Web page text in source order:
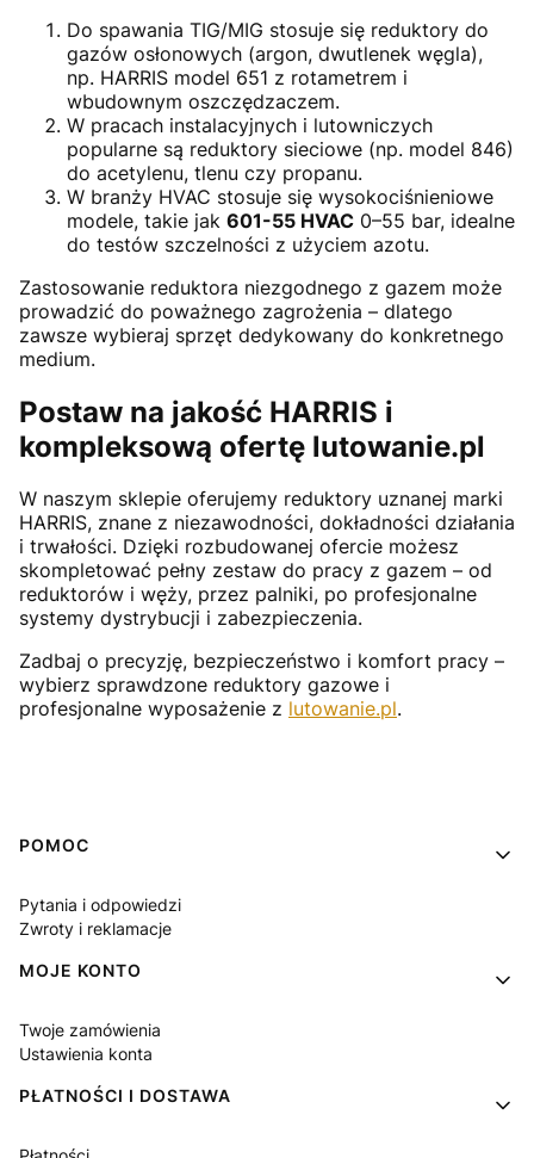
Do spawania TIG/MIG stosuje się reduktory do
gazów osłonowych (argon, dwutlenek węgla),
np. HARRIS model 651 z rotametrem i
wbudownym oszczędzaczem.
W pracach instalacyjnych i lutowniczych
popularne są reduktory sieciowe (np. model 846)
do acetylenu, tlenu czy propanu.
W branży HVAC stosuje się wysokociśnieniowe
modele, takie jak 601-55 HVAC 0–55 bar, idealne
do testów szczelności z użyciem azotu.
Zastosowanie reduktora niezgodnego z gazem może
prowadzić do poważnego zagrożenia – dlatego
zawsze wybieraj sprzęt dedykowany do konkretnego
medium.
Postaw na jakość HARRIS i
kompleksową ofertę lutowanie.pl
W naszym sklepie oferujemy reduktory uznanej marki
HARRIS, znane z niezawodności, dokładności działania
i trwałości. Dzięki rozbudowanej ofercie możesz
skompletować pełny zestaw do pracy z gazem – od
reduktorów i węży, przez palniki, po profesjonalne
systemy dystrybucji i zabezpieczenia.
Zadbaj o precyzję, bezpieczeństwo i komfort pracy –
wybierz sprawdzone reduktory gazowe i
profesjonalne wyposażenie z lutowanie.pl.
Linki w stopce
POMOC
Pytania i odpowiedzi
Zwroty i reklamacje
MOJE KONTO
Twoje zamówienia
Ustawienia konta
PŁATNOŚCI I DOSTAWA